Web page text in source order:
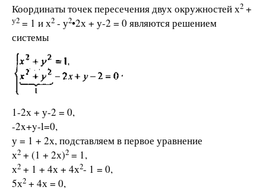
Координаты точек пересечения двух окружностей х2 +
у2 = 1 и х2 - у2•2х + у-2 = 0 являются решением
системы
1-2х + у-2 = 0,
-2x+y-l=0,
у = 1 + 2х, подставляем в первое уравнение
х2 + (1 + 2х)2 = 1,
х2 + 1 + 4х + 4х2- 1 = 0,
5х2 + 4х = 0,